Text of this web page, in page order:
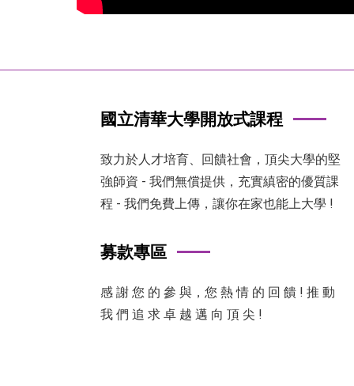
國立清華大學開放式課程
致力於人才培育、回饋社會，頂尖大學的堅
強師資 - 我們無償提供，充實縝密的優質課
程 - 我們免費上傳，讓你在家也能上大學 !
募款專區
感 謝 您 的 參 與，您 熱 情 的 回 饋 ! 推 動
我 們 追 求 卓 越 邁 向 頂 尖 !